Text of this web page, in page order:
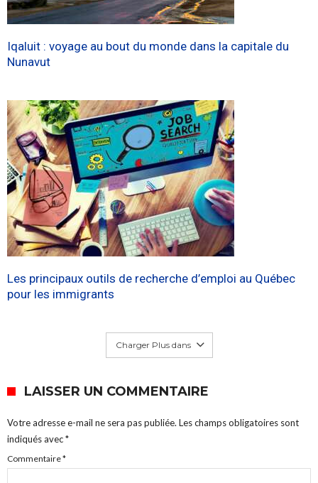
Iqaluit : voyage au bout du monde dans la capitale du
Nunavut
Les principaux outils de recherche d’emploi au Québec
pour les immigrants
Charger Plus dans
LAISSER UN COMMENTAIRE
Votre adresse e-mail ne sera pas publiée. Les champs obligatoires sont
indiqués avec*
Commentaire*